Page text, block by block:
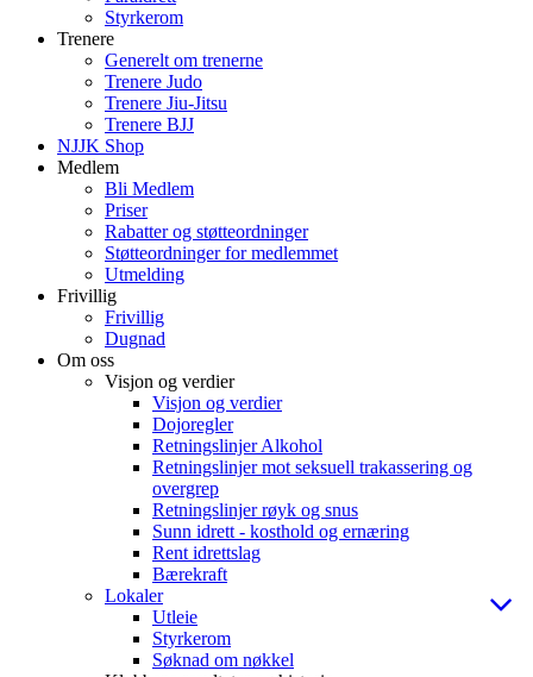
Styrkerom
Trenere
Generelt om trenerne
Trenere Judo
Trenere Jiu-Jitsu
Trenere BJJ
NJJK Shop
Medlem
Bli Medlem
Priser
Rabatter og støtteordninger
Støtteordninger for medlemmet
Utmelding
Frivillig
Frivillig
Dugnad
Om oss
Visjon og verdier
Visjon og verdier
Dojoregler
Retningslinjer Alkohol
Retningslinjer mot seksuell trakassering og
overgrep
Retningslinjer røyk og snus
Sunn idrett - kosthold og ernæring
Rent idrettslag
Bærekraft
Lokaler
Utleie
Styrkerom
Søknad om nøkkel